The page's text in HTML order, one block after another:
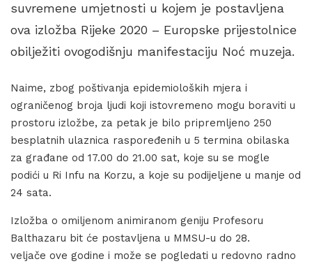
suvremene umjetnosti u kojem je postavljena
ova izložba Rijeke 2020 – Europske prijestolnice
obilježiti ovogodišnju manifestaciju Noć muzeja.
Naime, zbog poštivanja epidemioloških mjera i
ograničenog broja ljudi koji istovremeno mogu boraviti u
prostoru izložbe, za petak je bilo pripremljeno 250
besplatnih ulaznica raspoređenih u 5 termina obilaska
za građane od 17.00 do 21.00 sat, koje su se mogle
podići u Ri Infu na Korzu, a koje su podijeljene u manje od
24 sata.
Izložba o omiljenom animiranom geniju Profesoru
Balthazaru bit će postavljena u MMSU-u do 28.
veljače ove godine i može se pogledati u redovno radno